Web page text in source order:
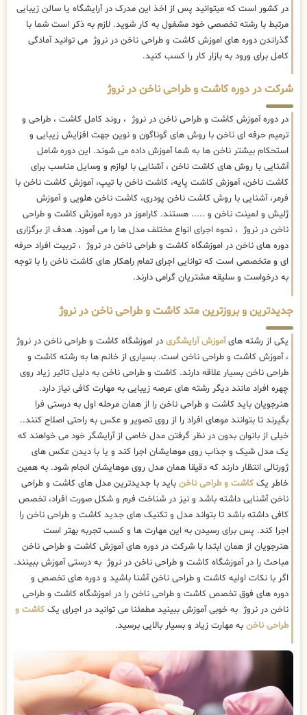
در کشور است که میتوانید پس از اخذ این مدرک در آرایشگاه یا سالن زیبایی
مرتبط با رشته تخصصی خود مشغول به کار شوید. لازم به ذکر است شما با
گذراندن دوره های اموزش کاشت و طراحی ناخن در نروژ می توانید آمادگی
کامل برای ورود به بازار کار را کسب کنید.
شرکت در دوره کاشت و طراحی ناخن در نروژ
در دوره آموزش کاشت و طراحی ناخن در نروژ ، روند کامل کاشت ، طراحی و
ترمیم حرفه ای ناخن با روش های گوناگون و نوین جهت افزایش زیبایی و
استحکام بیشتر ناخن ها به شما آموزش داده می شوند. این دوره شامل
آشنایی با روش های کاشت ناخن ، آشنایی با لوازم و وسایل مناسب برای
کاشت ناخن، آموزش کاشت پایه، کاشت ناخن با تیپ، آموزش کاشت ناخن با
فرمر، آشنایی با روش کاشت ناخن پودری، کاشت ناخن هلویی و آموزش
ژلیش و لمینت ناخن و ..... هستند. کاراموز در دوره آموزش کاشت و طراحی
ناخن در نروژ ، نحوه اجرای انواع مختلف مدل ها را می آموزد. هدف از برگزاری
دوره های ناخن در اموزشگاه کاشت و طراحی ناخن در نروژ ، تربیت افراد حرفه
ای و متخصصی است که توانایی اجرای تمام راهکار های کاشت ناخن را با توجه
به درخواست و سلیقه مشتریان گرامی دارند.
جدیدترین و بروزترین متد کاشت و طراحی ناخن در نروژ
یکی از رشته هایآموزش آرایشگری در اموزشگاه کاشت و طراحی ناخن در نروژ
، آموزش کاشت و طراحی ناخن است. بسیاری از خانم ها به رشته کاشت و
طراحی ناخن بسیار علاقه دارند. کاشت و طراحی ناخن به دلیل تاثیر زیاد روی
چهره افراد مانند دیگر رشته های عرصه زیبایی به مهارت کافی نیاز دارد.
هنرجویان باید کاشت و طراحی ناخن را از همان مرحله اول به درستی فرا
بگیرند تا بتوانند موهای افراد را از روی تصویر و عکس به راحتی اصلاح کنند..
خیلی از بانوان بدون در نظر گرفتن مدل خاصی از آرایشگر خود می خواهند که
یک مدل شیک و جذاب روی موهایشان اجرا کند و یا با دیدن عکس های
ژورنالی انتظار دارند که دقیقا همان مدل روی موهایشان انجام شود. به همین
خاطر یک کاشت و طراحی ناخن باید با جدیدترین مدل های کاشت و طراحی
ناخن آشنایی داشته باشد و نیز در شناخت فرم و شکل صورت افراد، تخصص
کافی داشته باشد تا بتواند مدل و تکنیک های جدید کاشت و طراحی ناخن را
اجرا کند. پس برای رسیدن به این مهارت ها و کسب تجربه بهتر است
هنرجویان از همان ابتدا با شرکت در دوره های آموزش کاشت و طراحی ناخن
مباحث را در آموزشگاه کاشت و طراحی ناخن در نروژ به درستی آموزش ببینند.
اگر با نکات اولیه کاشت و طراحی ناخن آشنا باشید و دوره های تخصص و
دوره های فوق تخصص کاشت و طراحی ناخن را در اموزشگاه کاشت و طراحی
ناخن در نروژ به خوبی آموزش ببینید مطمئنا می توانید در اجرای یک کاشت و
طراحی ناخن به مهارت زیاد و بسیار بالایی برسید.